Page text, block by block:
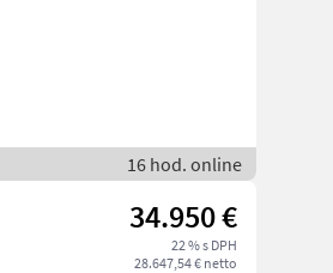
16 hod. online
34.950 €
22 % s DPH
28.647,54 € netto